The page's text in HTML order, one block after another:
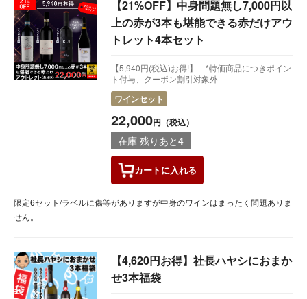
【21%OFF】中身問題無し7,000円以
上の赤が3本も堪能できる赤だけアウ
トレット4本セット
【5,940円(税込)お得!】 *特価商品につきポイン
ト付与、クーポン割引対象外
ワインセット
22,000円（税込）
在庫 残りあと4
カートに入れる
限定6セット/ラベルに傷等がありますが中身のワインはまったく問題ありま
せん。
【4,620円お得】社長ハヤシにおまか
せ3本福袋